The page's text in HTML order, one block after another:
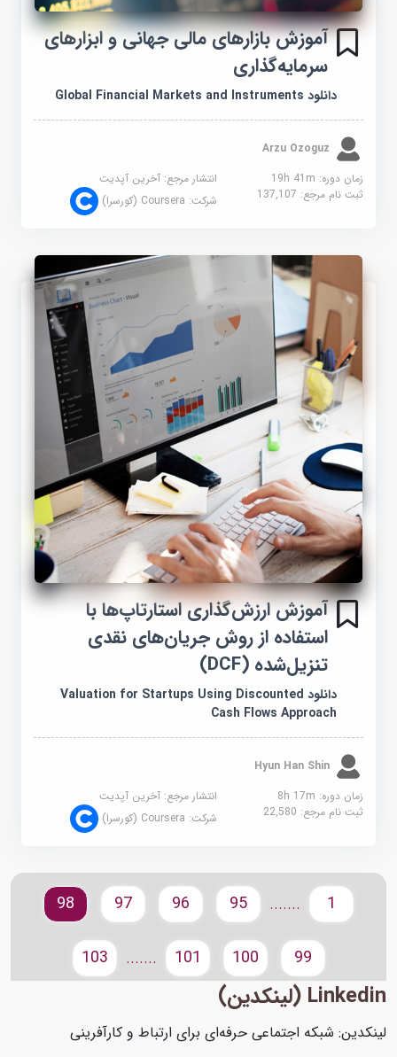
آموزش بازارهای مالی جهانی و ابزارهای
سرمایه‌گذاری
دانلود Global Financial Markets and Instruments
Arzu Ozoguz
زمان دوره: 19h 41m
انتشار مرجع:آخرین آپدیت
ثبت نام مرجع:137,107 شرکت:Coursera (کورسرا)
آموزش ارزش‌گذاری استارتاپ‌ها با
استفاده از روش جریان‌های نقدی
تنزیل‌شده (DCF)
دانلود Valuation for Startups Using Discounted
Cash Flows Approach
Hyun Han Shin
زمان دوره: 8h 17m
انتشار مرجع:آخرین آپدیت
ثبت نام مرجع:22,580 شرکت:Coursera (کورسرا)
.......
95
96
97
98
99
100
101
.......
103
Linkedin (لینکدین)
لینکدین: شبکه اجتماعی حرفه‌ای برای ارتباط و کارآفرینی